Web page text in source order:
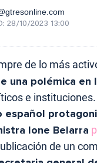
28/10/2023 13:00
de lo más
una polémica en
e
español
Ione Belarra
de un